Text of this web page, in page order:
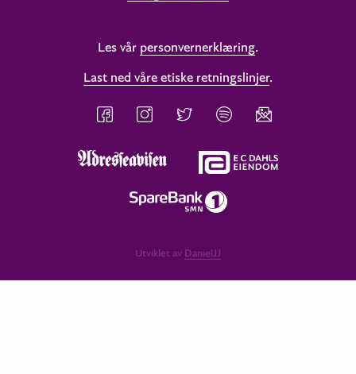
Les vår personvernerklæring.
Last ned våre etiske retningslinjer.
Utviklet av DanielJJ